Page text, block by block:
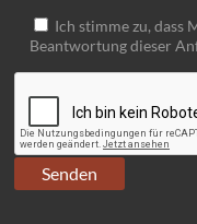
Ich stimme zu, dass
Beantwortung dieser